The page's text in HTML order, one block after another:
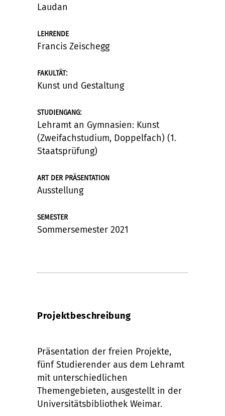
Laudan
LEHRENDE
Francis Zeischegg
FAKULTÄT:
Kunst und Gestaltung
STUDIENGANG:
Lehramt an Gymnasien: Kunst
(Zweifachstudium, Doppelfach) (1.
Staatsprüfung)
ART DER PRÄSENTATION
Ausstellung
SEMESTER
Sommersemester 2021
Projektbeschreibung
Präsentation der freien Projekte,
fünf Studierender aus dem Lehramt
mit unterschiedlichen
Themengebieten, ausgestellt in der
Universitätsbibliothek Weimar.